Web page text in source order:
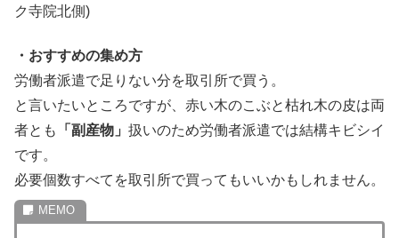
ク寺院北側)
・おすすめの集め方
労働者派遣で足りない分を取引所で買う。
と言いたいところですが、赤い木のこぶと枯れ木の皮は両
者とも
「副産物」 扱いのため労働者派遣では結構キビシイ
です。
必要個数すべてを取引所で買ってもいいかもしれません。